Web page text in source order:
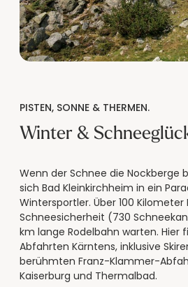
PISTEN, SONNE & THERMEN.
Winter &
Wenn der Schnee die Nockberge
sich Bad Kleinkirchheim in ein
Wintersportler. Über 100 Kilometer
Schneesicherheit (730
km lange Rodelbahn warten. Hier
Abfahrten Kärntens, inklusive
berühmten Franz-Klammer-
Kaiserburg und Thermalbad.